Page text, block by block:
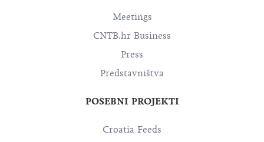
Meetings
CNTB.hr Business
Press
Predstavništva
POSEBNI PROJEKTI
Croatia Feeds